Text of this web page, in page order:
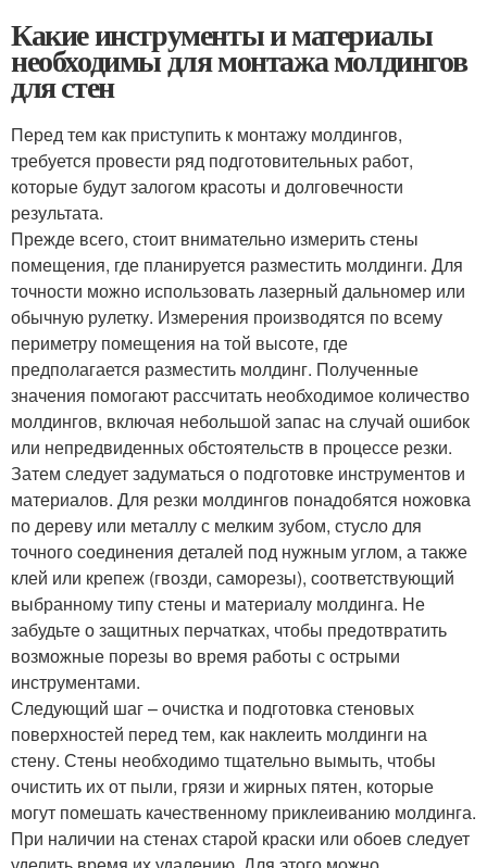
Какие инструменты и материалы
необходимы для монтажа молдингов
для стен
Перед тем как приступить к монтажу молдингов,
требуется провести ряд подготовительных работ,
которые будут залогом красоты и долговечности
результата.
Прежде всего, стоит внимательно измерить стены
помещения, где планируется разместить молдинги. Для
точности можно использовать лазерный дальномер или
обычную рулетку. Измерения производятся по всему
периметру помещения на той высоте, где
предполагается разместить молдинг. Полученные
значения помогают рассчитать необходимое количество
молдингов, включая небольшой запас на случай ошибок
или непредвиденных обстоятельств в процессе резки.
Затем следует задуматься о подготовке инструментов и
материалов. Для резки молдингов понадобятся ножовка
по дереву или металлу с мелким зубом, стусло для
точного соединения деталей под нужным углом, а также
клей или крепеж (гвозди, саморезы), соответствующий
выбранному типу стены и материалу молдинга. Не
забудьте о защитных перчатках, чтобы предотвратить
возможные порезы во время работы с острыми
инструментами.
Следующий шаг – очистка и подготовка стеновых
поверхностей перед тем, как наклеить молдинги на
стену. Стены необходимо тщательно вымыть, чтобы
очистить их от пыли, грязи и жирных пятен, которые
могут помешать качественному приклеиванию молдинга.
При наличии на стенах старой краски или обоев следует